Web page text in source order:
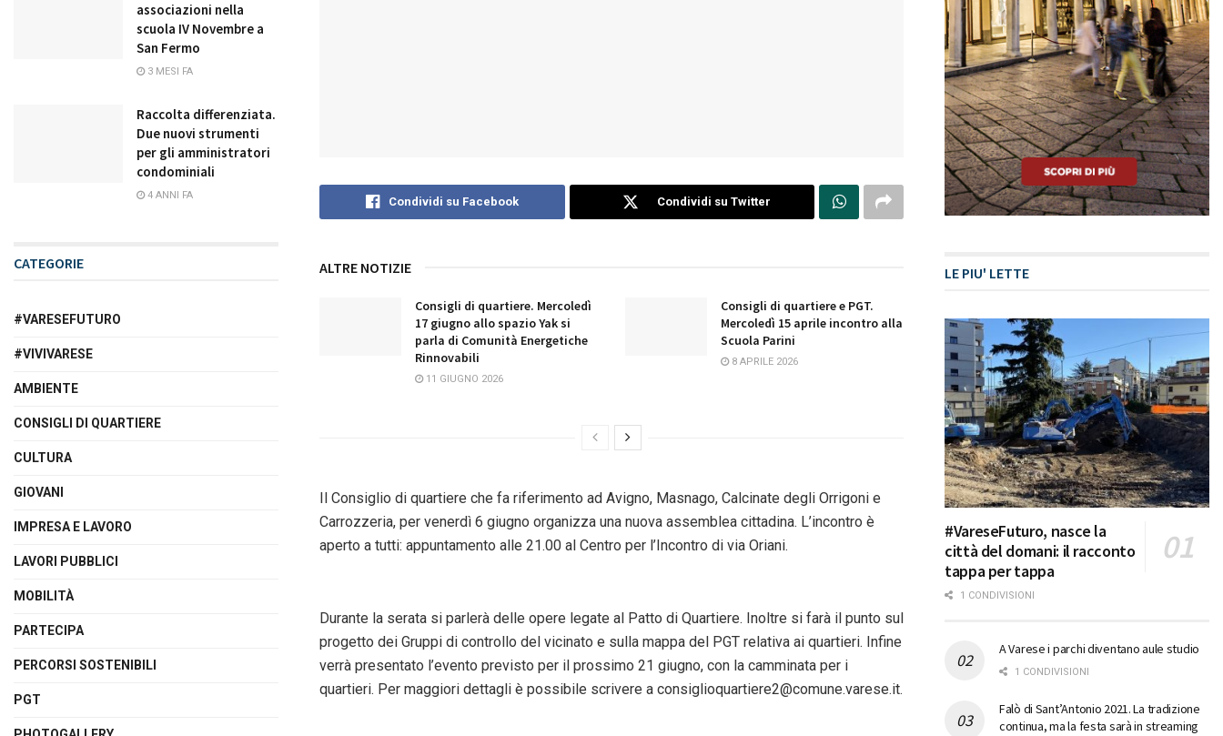
Condividi su Facebook Condividi su Twitter
ALTRE NOTIZIE
Consigli di quartiere. Mercoledì
17 giugno allo spazio Yak si
parla di Comunità Energetiche
Rinnovabili
11 GIUGNO 2026
Consigli di quartiere e PGT.
Mercoledì 15 aprile incontro alla
Scuola Parini
8 APRILE 2026
Il Consiglio di quartiere che fa riferimento ad Avigno, Masnago, Calcinate degli Orrigoni e
Carrozzeria, per venerdì 6 giugno organizza una nuova assemblea cittadina. L’incontro è
aperto a tutti: appuntamento alle 21.00 al Centro per l’Incontro di via Oriani.
Durante la serata si parlerà delle opere legate al Patto di Quartiere. Inoltre si farà il punto sul
progetto dei Gruppi di controllo del vicinato e sulla mappa del PGT relativa ai quartieri. Infine
verrà presentato l’evento previsto per il prossimo 21 giugno, con la camminata per i
quartieri. Per maggiori dettagli è possibile scrivere a consiglioquartiere2@comune.varese.it.
associazioni nella
scuola IV Novembre a
San Fermo
3 MESI FA
Raccolta differenziata.
Due nuovi strumenti
per gli amministratori
condominiali
4 ANNI FA
CATEGORIE
#VARESEFUTURO
#VIVIVARESE
AMBIENTE
CONSIGLI DI QUARTIERE
CULTURA
GIOVANI
IMPRESA E LAVORO
LAVORI PUBBLICI
MOBILITÀ
PARTECIPA
PERCORSI SOSTENIBILI
PGT
LE PIU' LETTE
#VareseFuturo, nasce la
città del domani: il racconto
tappa per tappa
1 CONDIVISIONI
A Varese i parchi diventano aule studio
1 CONDIVISIONI
Falò di Sant’Antonio 2021. La tradizione
continua, ma la festa sarà in streaming